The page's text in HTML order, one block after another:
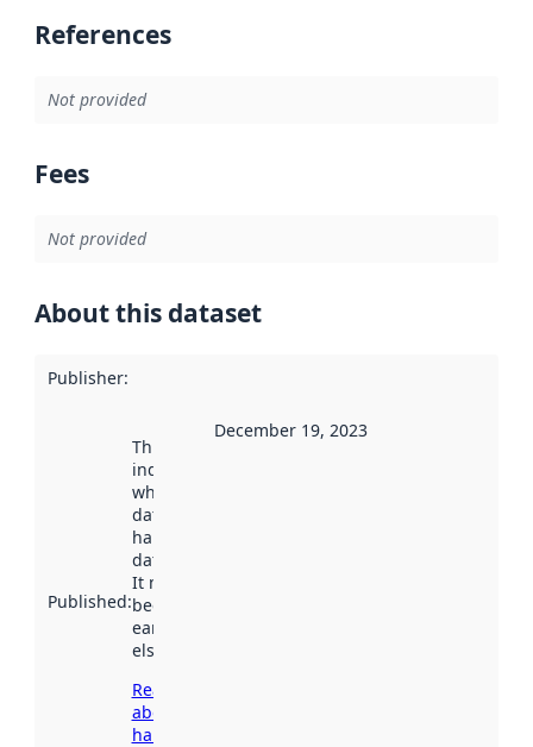
References
Not provided
Fees
Not provided
About this dataset
Publisher:
Published:
This date
indicates
when the
dataset was
harvested by
data.norge.no.
It may have
been available
earlier
elsewhere.
Read more
about
harvesting
December 19, 2023